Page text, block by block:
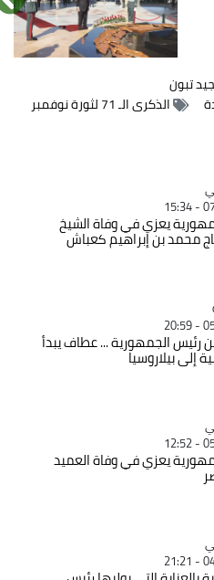
تبون
الذكرى الـ 71 لثورة نوفمبر
يعزي في وفاة الشيخ
محمد بن إبراهيم كعباش
رئيس الجمهورية ... عطاف يبدأ
إلى بيلاروسيا
يعزي في وفاة العميد